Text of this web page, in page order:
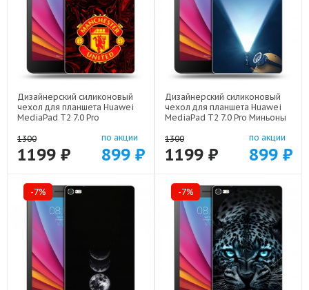
Дизайнерский силиконовый
чехол для планшета Huawei
MediaPad T2 7.0 Pro
22501
1300
1199 ₽
по акции
899 ₽
Дизайнерский силиконовый
чехол для планшета Huawei
MediaPad T2 7.0 Pro Миньоны
1300
1199 ₽
по акции
899 ₽
-7% -7%